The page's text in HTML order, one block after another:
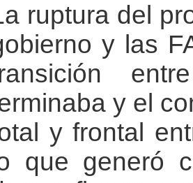
ruptura del
y las
y el
y frontal
que generó